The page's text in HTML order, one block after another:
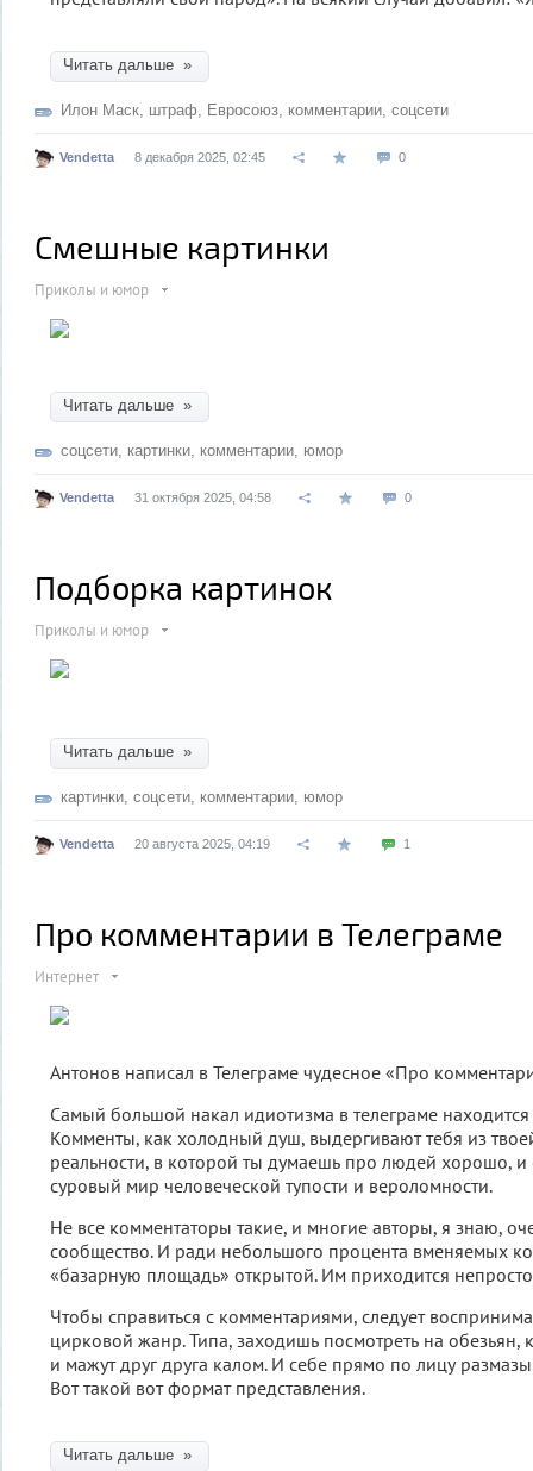
Читать дальше »
Илон Маск штраф Евросоюз комментарии соцсети
Vendetta 8 декабря 2025, 02:45 0
Смешные картинки
Приколы и юмор
Читать дальше »
соцсети картинки комментарии юмор
Vendetta 31 октября 2025, 04:58 0
Подборка картинок
Приколы и юмор
Читать дальше »
картинки соцсети комментарии юмор
Vendetta 20 августа 2025, 04:19 1
Про комментарии в Телеграме
Интернет
Антонов написал в Телеграме чудесное «Про
Самый большой накал идиотизма в телеграме
Комменты, как холодный душ, выдергивают тебя из
реальности, в которой ты думаешь про людей хорошо, и
суровый мир человеческой тупости и вероломности.
Не все комментаторы такие, и многие авторы, я знаю,
сообщество. И ради небольшого процента вменяемых
«базарную площадь» открытой. Им приходится
Чтобы справиться с комментариями, следует
цирковой жанр. Типа, заходишь посмотреть на обезьян,
и мажут друг друга калом. И себе прямо по лицу
Вот такой вот формат представления.
Читать дальше »